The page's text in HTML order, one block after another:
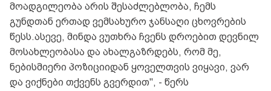
მოადგილეობა არის შესაძლებლობა, ჩემს
გუნდთან ერთად ვემსახურო ჯანსაღი ცხოვრების
წესს.ასევე, მინდა ვუთხრა ჩვენს დროებით დევნილ
მოსახლეობასა და ახალგაზრდებს, რომ მე,
ნებისმიერი პოზიციიდან ყოველთვის ვიყავი, ვარ
და ვიქნები თქვენს გვერდით", - წერს